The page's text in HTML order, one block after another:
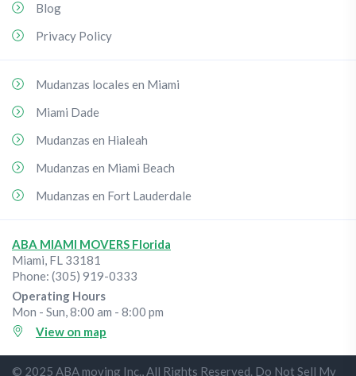
Blog
Privacy Policy
Mudanzas locales en Miami
Miami Dade
Mudanzas en Hialeah
Mudanzas en Miami Beach
Mudanzas en Fort Lauderdale
ABA MIAMI MOVERS Florida
Miami, FL 33181
Phone: (305) 919-0333
Operating Hours
Mon - Sun, 8:00 am - 8:00 pm
View on map
© 2025 ABA moving Inc., All Rights Reserved. Do Not Sell My